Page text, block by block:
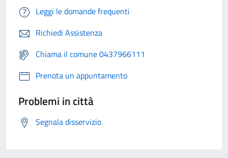
Leggi le domande frequenti
Richiedi Assistenza
Chiama il comune 0437966111
Prenota un appuntamento
Problemi in città
Segnala disservizio